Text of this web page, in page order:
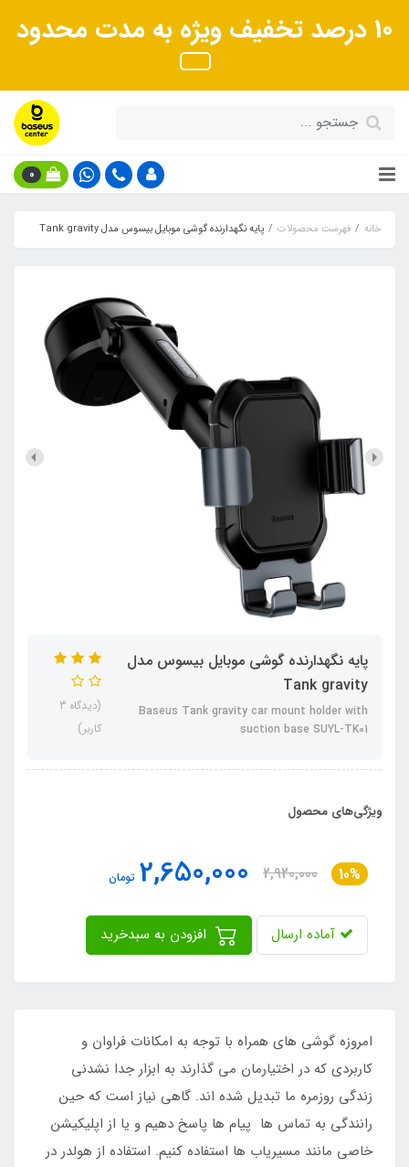
10 درصد تخفیف ویژه به مدت محدود
0
خانه فهرست محصولات پایه نگهدارنده گوشی موبایل بیسوس مدل Tank gravity
پایه نگهدارنده گوشی موبایل بیسوس مدل
Tank gravity
Baseus Tank gravity car mount holder with
suction base SUYL-TK01
(دیدگاه 3
کاربر)
ویژگی‌های محصول
10%
2,920,000
2,650,000 تومان
آماده ارسال
امروزه گوشی های همراه با توجه به امکانات فراوان و
کاربردی که در اختیارمان می گذارند به ابزار جدا نشدنی
زندگی روزمره ما تبدیل شده اند. گاهی نیاز است که حین
رانندگی به تماس ها پیام ها پاسخ دهیم و یا از اپلیکیشن
خاصی مانند مسیریاب ها استفاده کنیم. استفاده از هولدر در